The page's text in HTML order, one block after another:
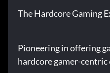
The Hardcore Gaming
Pioneering in offering
hardcore gamer-centric